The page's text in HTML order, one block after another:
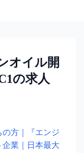
オイル開
の求人
方｜『エンジ
業｜日本最大